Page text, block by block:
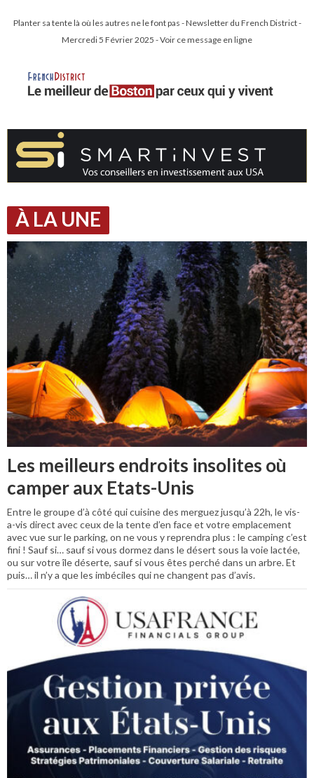
Planter sa tente là où les autres ne le font pas - Newsletter du French District -
Mercredi 5 Février 2025 - Voir ce message en ligne
À LA UNE
Les meilleurs endroits insolites où
camper aux Etats-Unis
Entre le groupe d’à côté qui cuisine des merguez jusqu’à 22h, le vis-
a-vis direct avec ceux de la tente d’en face et votre emplacement
avec vue sur le parking, on ne vous y reprendra plus : le camping c’est
fini ! Sauf si… sauf si vous dormez dans le désert sous la voie lactée,
ou sur votre île déserte, sauf si vous êtes perché dans un arbre. Et
puis… il n’y a que les imbéciles qui ne changent pas d’avis.